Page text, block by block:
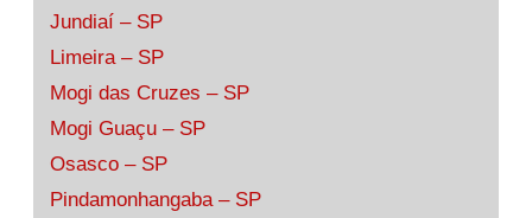
Jundiaí – SP
Limeira – SP
Mogi das Cruzes – SP
Mogi Guaçu – SP
Osasco – SP
Pindamonhangaba – SP